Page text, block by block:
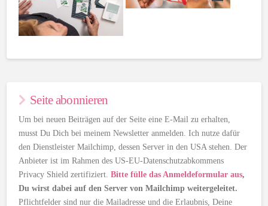
Seite abonnieren
Um bei neuen Beiträgen auf der Seite eine E-Mail zu erhalten,
musst Du Dich bei meinem Newsletter anmelden. Ich nutze dafür
den Dienstleister Mailchimp, dessen Server in den USA stehen. Der
Anbieter ist im Rahmen des US-EU-Datenschutzabkommens
Privacy Shield zertifiziert.Bitte fülle das Anmeldeformular aus,
Du wirst dabei auf den Server von Mailchimp weitergeleitet.
Pflichtfelder sind nur die Mailadresse und die Erlaubnis, Deine